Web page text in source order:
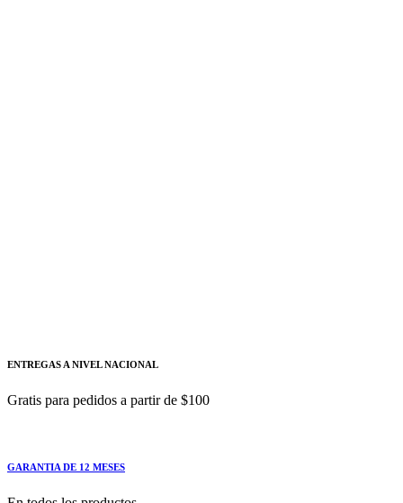
ENTREGAS A NIVEL NACIONAL
Gratis para pedidos a partir de $100
GARANTIA DE 12 MESES